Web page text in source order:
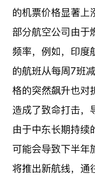
的机票价格显著上
部分航空公司由于
频率，例如，印度
的航班从每周7班
格的突然飙升也
造成了致命打击，
由于中东长期持续
可能会导致下半年
将推出新航线，通